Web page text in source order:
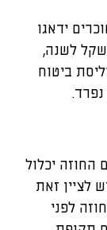
ידאגו
לבטח את הדירה בביטוח מבנה. ביטוח כזה, שעלותו מסתכמת בדרך כלל בכ-300-400 שקל לשנה,
ביטוח
החוזה יכלול
יש לציין זאת
לפני